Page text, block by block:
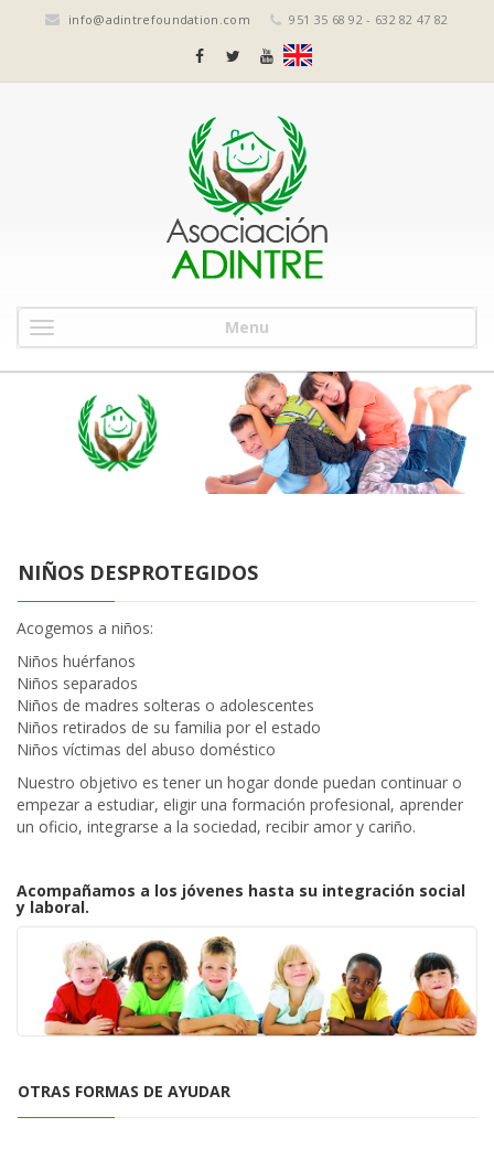
info@adintrefoundation.com 951 35 68 92 - 632 82 47 82
Menu
NIÑOS DESPROTEGIDOS
Acogemos a niños:
Niños huérfanos
Niños separados
Niños de madres solteras o adolescentes
Niños retirados de su familia por el estado
Niños víctimas del abuso doméstico
Nuestro objetivo es tener un hogar donde puedan continuar o
empezar a estudiar, eligir una formación profesional, aprender
un oficio, integrarse a la sociedad, recibir amor y cariño.
Acompañamos a los jóvenes hasta su integración social
y laboral.
OTRAS FORMAS DE AYUDAR